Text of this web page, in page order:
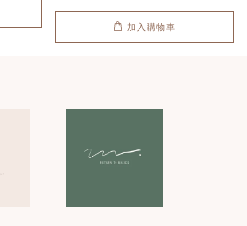
加入購物車